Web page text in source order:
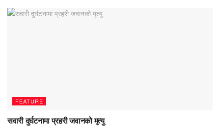
FEATURE
सवारी दुर्घटनामा प्रहरी जवानको मृत्यु